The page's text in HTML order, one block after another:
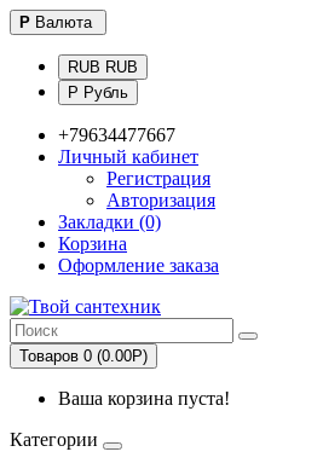
Р Валюта
RUB RUB
Р Рубль
+79634477667
Личный кабинет
Регистрация
Авторизация
Закладки (0)
Корзина
Оформление заказа
Товаров 0 (0.00Р)
Ваша корзина пуста!
Категории